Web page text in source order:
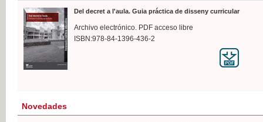
Del decret a l'aula. Guia práctica de disseny curricular
Archivo electrónico. PDF acceso libre
ISBN:978-84-1396-436-2
Novedades